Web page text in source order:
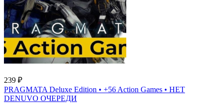
239 ₽
PRAGMATA Deluxe Edition • +56 Action Games • НЕТ
DENUVO ОЧЕРЕДИ